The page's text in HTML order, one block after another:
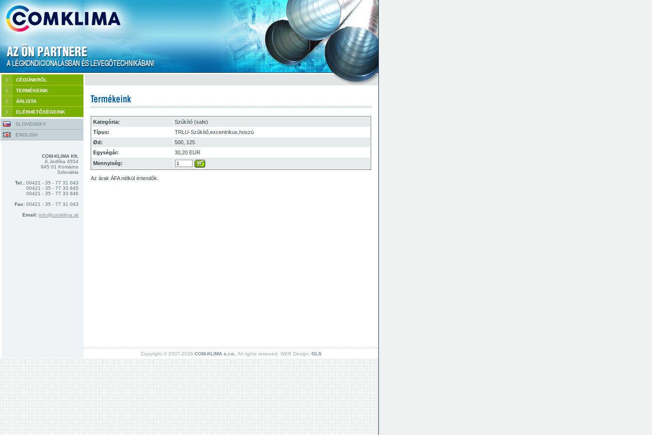
CÉGÜNKRŐL
TERMÉKEINK
ÁRLISTA
ELÉRHETŐSÉGEINK
SLOVENSKY
ENGLISH
COM-KLIMA Kft.
Á.Jedlíka 4554
945 01 Komárno
Szlovákia
Tel.: 00421 - 35 - 77 31 043
00421 - 35 - 77 33 845
00421 - 35 - 77 33 846
Fax: 00421 - 35 - 77 31 043
Email: info@comklima.sk
Kategória:
Szűkítő (safe)
Típus:
TRLU-Szűkítő,excentrikus,hoszú
Ød:
500, 125
Egységár:
30,20 EUR
Mennyiség:
Az árak ÁFA nélkül értendők.
Copyright © 2007-2026 COM-KLIMA s.r.o. , All rights reserved, WEB Design: GLS